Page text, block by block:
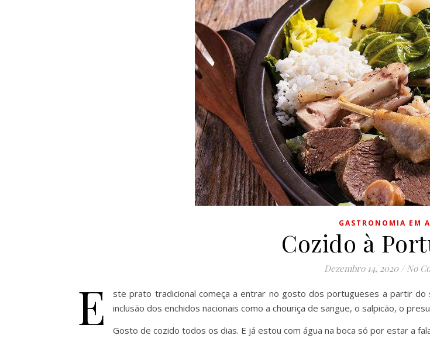
GASTRONOMIA EM
Cozido à
Dezembro 14, 2020 / No
E
ste prato tradicional começa a entrar no gosto dos portugueses a partir do
inclusão dos enchidos nacionais como a chouriça de sangue, o salpicão, o
Gosto de cozido todos os dias. E já estou com água na boca só por estar a